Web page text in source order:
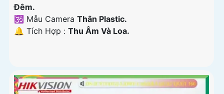
Ðêm.
🕉️ Mẫu Camera Thân Plastic.
️🔔 Tích Hợp : Thu Âm Và Loa.